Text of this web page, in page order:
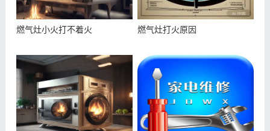
燃气灶小火打不着火 燃气灶打火原因